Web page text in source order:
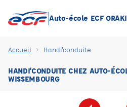
Auto-école ECF
Accueil Handi'conduite
HANDI'CONDUITE CHEZ AUTO-
WISSEMBOURG